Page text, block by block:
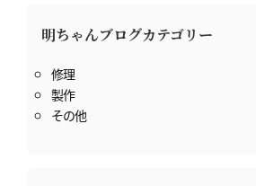
明ちゃんブログカテゴリー
修理
製作
その他